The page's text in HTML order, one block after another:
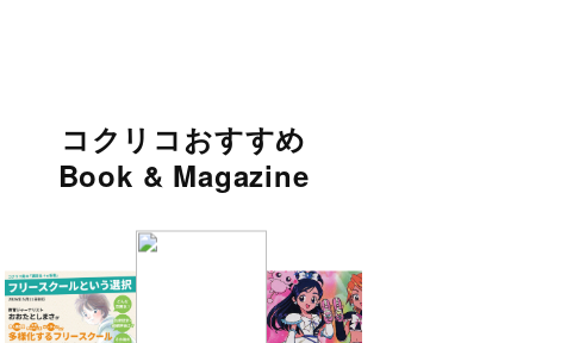
コクリコおすすめ
Book & Magazine